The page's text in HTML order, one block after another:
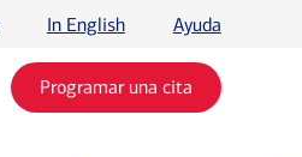
In English Ayuda
Programar una cita